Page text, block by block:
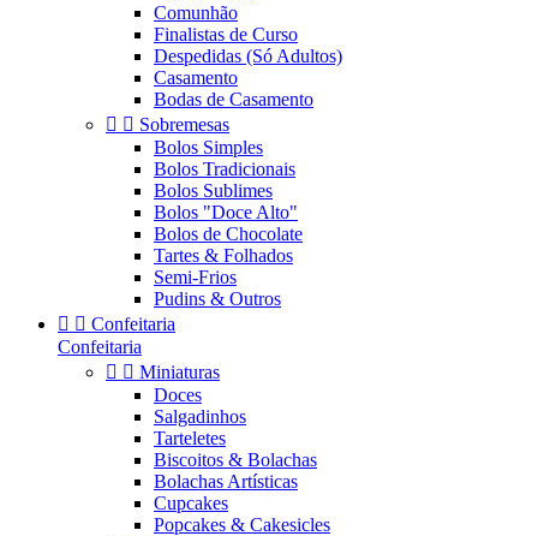
Comunhão
Finalistas de Curso
Despedidas (Só Adultos)
Casamento
Bodas de Casamento
  Sobremesas
Bolos Simples
Bolos Tradicionais
Bolos Sublimes
Bolos "Doce Alto"
Bolos de Chocolate
Tartes & Folhados
Semi-Frios
Pudins & Outros
  Confeitaria
Confeitaria
  Miniaturas
Doces
Salgadinhos
Tarteletes
Biscoitos & Bolachas
Bolachas Artísticas
Cupcakes
Popcakes & Cakesicles